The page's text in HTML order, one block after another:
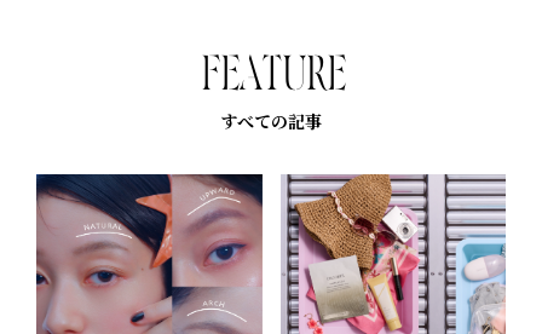
FEAT URE
すべての記事